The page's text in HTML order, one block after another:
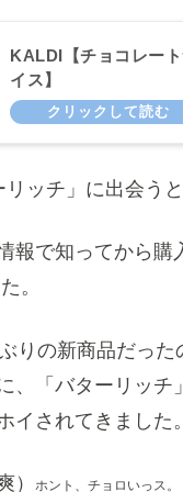
KALDI【チョコレー
イス】
ッチ」に出会う
報で知ってから
。
りの新商品だっ
「バターリッチ
イされてきました。
） ホント、チョロいっス。